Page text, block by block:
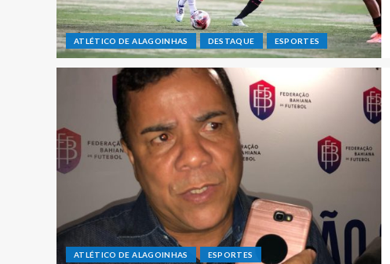
ATLÉTICO DE ALAGOINHAS DESTAQUE ESPORTES
ATLÉTICO DE ALAGOINHAS ESPORTES